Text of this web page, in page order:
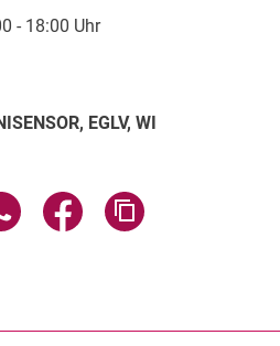
- 18:00 Uhr
EGLV, WI
über E-Mail teilen
Seite über WhatsApp teilen
Seite über Facebook